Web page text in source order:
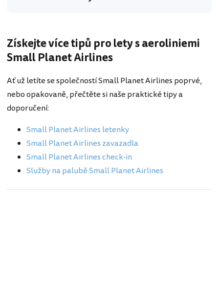
Získejte více tipů pro lety s aeroliniemi
Small Planet Airlines
Ať už letíte se společností Small Planet Airlines poprvé,
nebo opakovaně, přečtěte si naše praktické tipy a
doporučení:
Small Planet Airlines letenky
Small Planet Airlines zavazadla
Small Planet Airlines check-in
Služby na palubě Small Planet Airlines